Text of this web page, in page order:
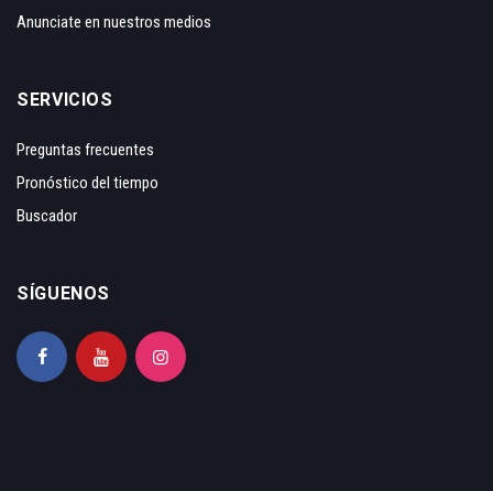
Anunciate en nuestros medios
SERVICIOS
Preguntas frecuentes
Pronóstico del tiempo
Buscador
SÍGUENOS